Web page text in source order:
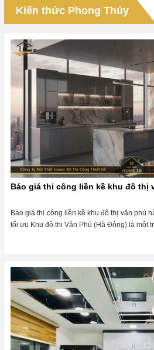
Kiến thức Phong Thủy
Báo giá thi công liền kề khu đô thị
Báo giá thi công liền kề khu đô thị văn phú
tối ưu Khu đô thị Văn Phú (Hà Đông) là một